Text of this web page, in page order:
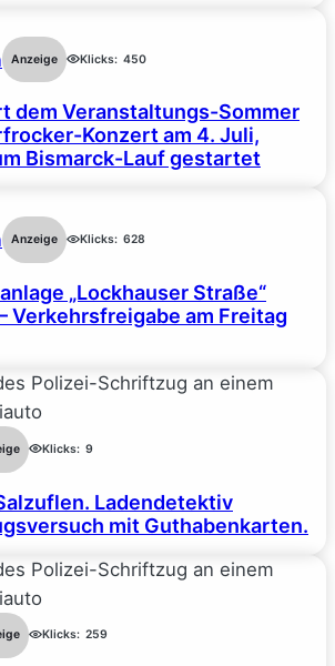
Anzeige Klicks: 450
dem Veranstaltungs-Sommer
Konzert am 4. Juli,
Bismarck-Lauf gestartet
Anzeige Klicks: 628
„Lockhauser Straße“
Verkehrsfreigabe am Freitag
Klicks: 9
Ladendetektiv
mit Guthabenkarten.
Klicks: 259